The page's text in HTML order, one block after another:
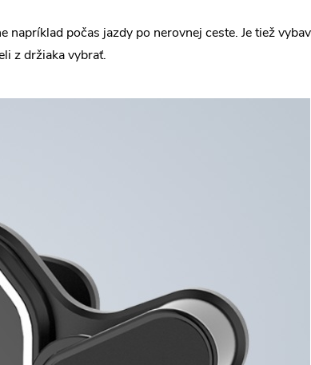
počas jazdy po nerovnej ceste. Je tiež
z držiaka vybrať.